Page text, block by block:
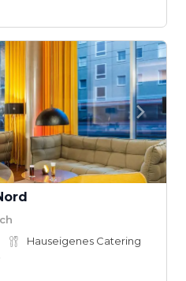
Hauseigenes Catering